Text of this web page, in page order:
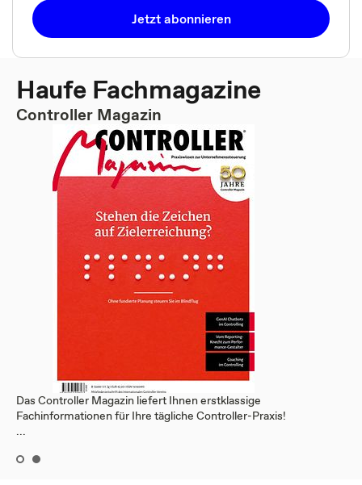
Jetzt abonnieren
Haufe Fachmagazine
Controller Magazin
Das Controller Magazin liefert Ihnen erstklassige
Fachinformationen für Ihre tägliche Controller-Praxis!
...